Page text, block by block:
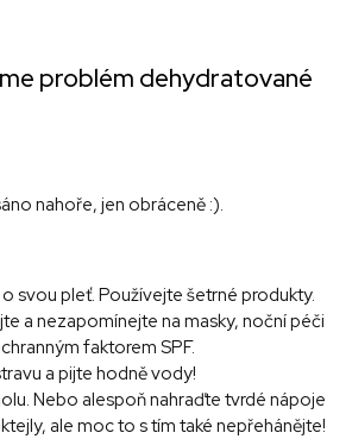
problém dehydratované
nahoře, jen obráceně :).
svou pleť. Používejte šetrné produkty.
a nezapomínejte na masky, noční péči
faktorem SPF.
a pijte hodně vody!
Nebo alespoň nahraďte tvrdé nápoje
ale moc to s tím také nepřehánějte!